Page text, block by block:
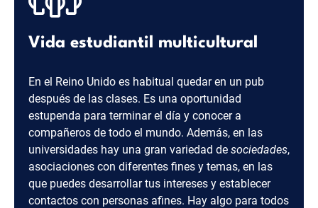
Vida estudiantil multicultural
En el Reino Unido es habitual quedar en un pub
después de las clases. Es una oportunidad
estupenda para terminar el día y conocer a
compañeros de todo el mundo. Además, en las
universidades hay una gran variedad de sociedades,
asociaciones con diferentes fines y temas, en las
que puedes desarrollar tus intereses y establecer
contactos con personas afines. Hay algo para todos